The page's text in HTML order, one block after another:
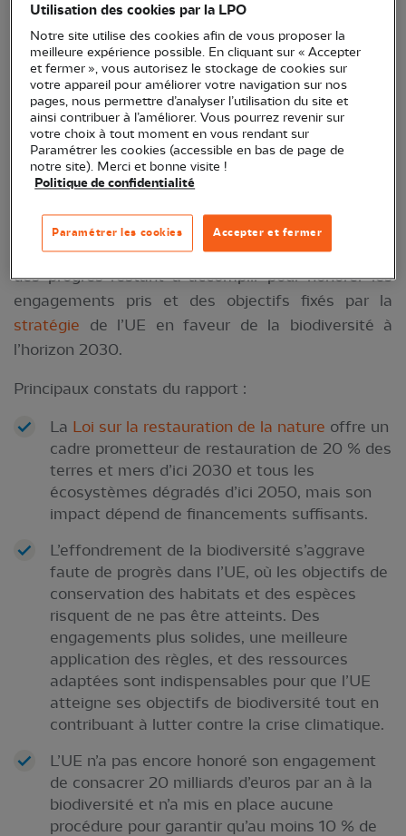
Un nouveau rapport de BirdLife Europe, dont la
LPO est le représentant en France, révèle que les
États membres ne sont pas en voie d'atteindre les
objectifs adoptés par l’UE il y a près de cinq ans
pour enrayer la dégradation des écosystèmes et
amorcer leur restauration à l’horizon 2030.
critique de l’état actuel des politiques de
biodiversité menées en Europe, et expose l’ampleur
des progrès restant à accomplir pour honorer les
engagements pris et des objectifs fixés par la
stratégie de l’UE en faveur de la biodiversité à
l’horizon 2030.
Principaux constats du rapport :
La Loi sur la restauration de la nature offre un
cadre prometteur de restauration de 20 % des
terres et mers d’ici 2030 et tous les
écosystèmes dégradés d’ici 2050, mais son
impact dépend de financements suffisants.
L’effondrement de la biodiversité s’aggrave
faute de progrès dans l’UE, où les objectifs de
conservation des habitats et des espèces
risquent de ne pas être atteints. Des
engagements plus solides, une meilleure
application des règles, et des ressources
adaptées sont indispensables pour que l’UE
atteigne ses objectifs de biodiversité tout en
contribuant à lutter contre la crise climatique.
L’UE n’a pas encore honoré son engagement
de consacrer 20 milliards d’euros par an à la
biodiversité et n’a mis en place aucune
procédure pour garantir qu’au moins 10 % de
Utilisation des cookies par la LPO
Notre site utilise des cookies afin de vous proposer la
meilleure expérience possible. En cliquant sur « Accepter
et fermer », vous autorisez le stockage de cookies sur
votre appareil pour améliorer votre navigation sur nos
pages, nous permettre d’analyser l’utilisation du site et
ainsi contribuer à l’améliorer. Vous pourrez revenir sur
votre choix à tout moment en vous rendant sur
Paramétrer les cookies (accessible en bas de page de
notre site). Merci et bonne visite !
Politique de confidentialité
Accepter et fermer
Paramétrer les cookies